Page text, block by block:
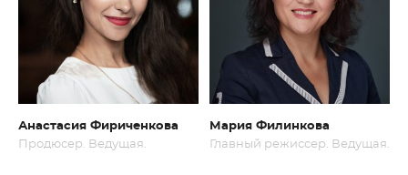
Анастасия Фириченкова
Продюсер. Ведущая.
Мария Филинкова
Главный режиссер. Ведущая.